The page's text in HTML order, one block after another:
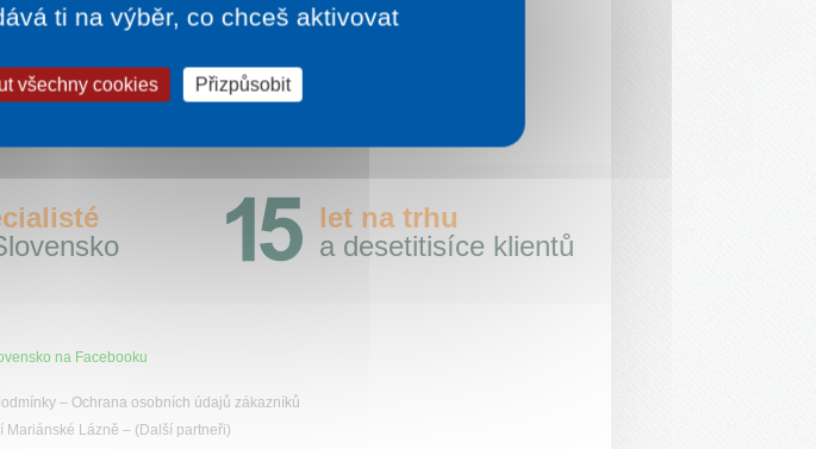
let na trhu
a desetitisíce klientů
na Facebooku
– Ochrana osobních údajů zákazníků
Mariánské Lázně – (Další partneři)
ti na výběr, co chceš aktivovat
všechny cookies Přizpůsobit